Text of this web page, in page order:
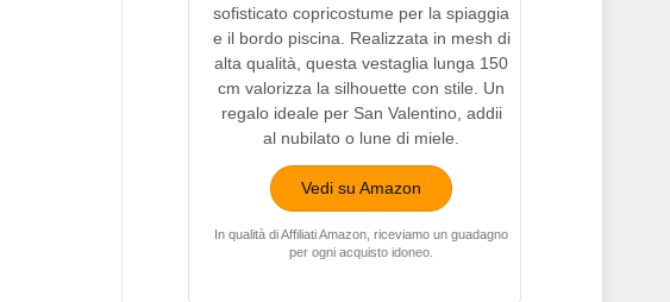
sofisticato copricostume per la spiaggia
e il bordo piscina. Realizzata in mesh di
alta qualità, questa vestaglia lunga 150
cm valorizza la silhouette con stile. Un
regalo ideale per San Valentino, addii
al nubilato o lune di miele.
Vedi su Amazon
In qualità di Affiliati Amazon, riceviamo un guadagno
per ogni acquisto idoneo.